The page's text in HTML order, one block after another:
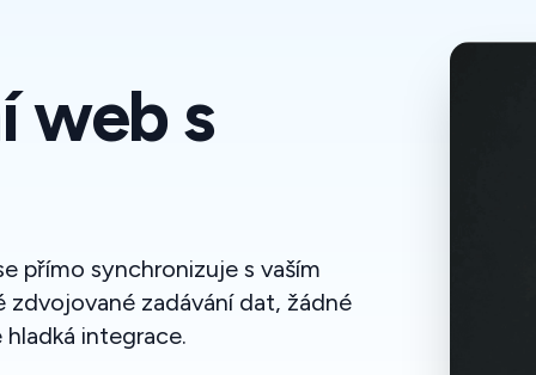
web s
přímo synchronizuje s vaším
zadávání dat, žádné
integrace.